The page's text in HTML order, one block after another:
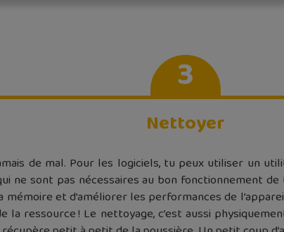
3
Nettoyer
de mal. Pour les logiciels, tu peux utiliser un
ne sont pas nécessaires au bon fonctionnement
et d’améliorer les performances de
la ressource ! Le nettoyage, c’est aussi